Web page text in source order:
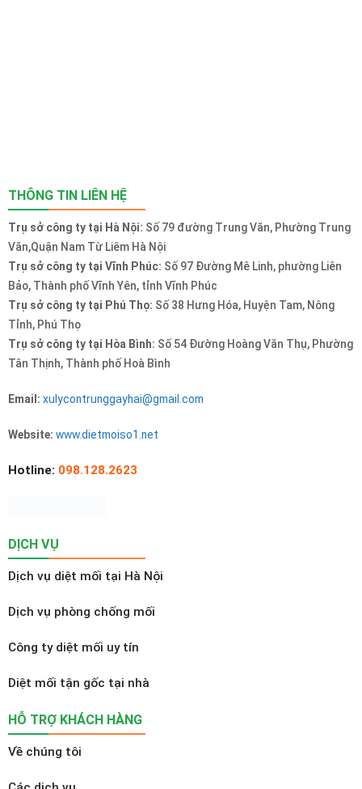
THÔNG TIN LIÊN HỆ
Trụ sở công ty tại Hà Nội: Số 79 đường Trung Văn, Phường Trung
Văn,Quận Nam Từ Liêm Hà Nội
Trụ sở công ty tại Vĩnh Phúc: Số 97 Đường Mê Linh, phường Liên
Bảo, Thành phố Vĩnh Yên, tỉnh Vĩnh Phúc
Trụ sở công ty tại Phú Thọ: Số 38 Hưng Hóa, Huyện Tam, Nông
Tỉnh, Phú Thọ
Trụ sở công ty tại Hòa Bình: Số 54 Đường Hoàng Văn Thụ, Phường
Tân Thịnh, Thành phố Hoà Bình
Email: xulycontrunggayhai@gmail.com
Website: www.dietmoiso1.net
Hotline: 098.128.2623
DỊCH VỤ
Dịch vụ diệt mối tại Hà Nội
Dịch vụ phòng chống mối
Công ty diệt mối uy tín
Diệt mối tận gốc tại nhà
HỖ TRỢ KHÁCH HÀNG
Về chúng tôi